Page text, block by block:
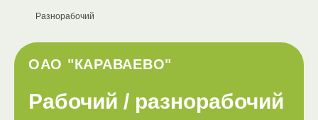
ОАО "КАРАВАЕВО"
Разнорабочий
Рабочий / разнорабочий